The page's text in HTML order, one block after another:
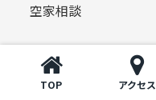
空家相談
売買物件情報
TOP アクセス